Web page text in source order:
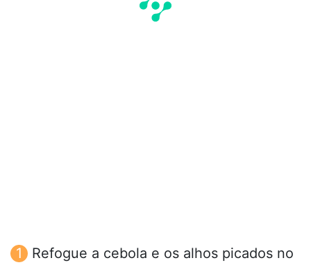
Refogue a cebola e os alhos picados no